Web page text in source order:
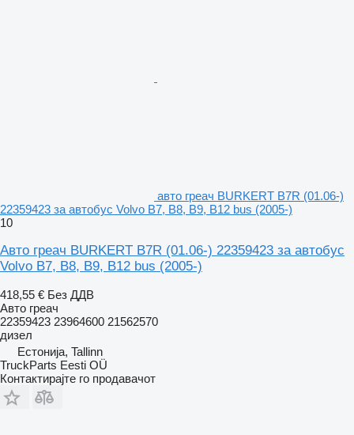
авто греач BURKERT B7R (01.06-)
22359423 за автобус Volvo B7, B8, B9, B12 bus (2005-)
10
Авто греач BURKERT B7R (01.06-) 22359423 за автобус
Volvo B7, B8, B9, B12 bus (2005-)
418,55 € Без ДДВ
Авто греач
22359423 23964600 21562570
дизел
Естонија, Tallinn
TruckParts Eesti OÜ
Контактирајте го продавачот